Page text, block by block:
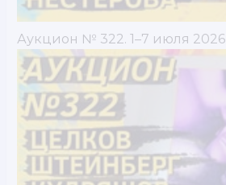
Аукцион № 322. 1–7 июля 2026